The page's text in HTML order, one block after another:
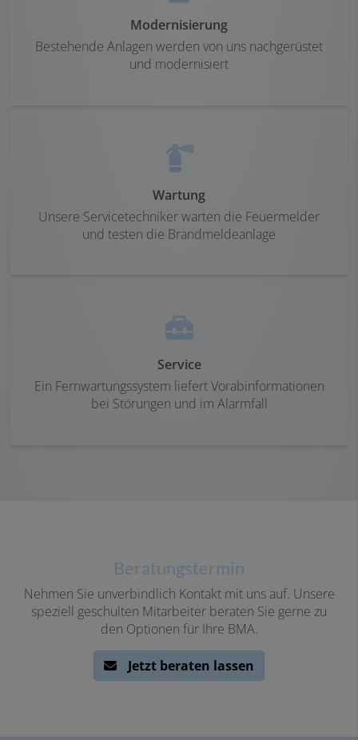
Modernisierung
Bestehende Anlagen werden von uns nachgerüstet
und modernisiert
Wartung
Unsere Servicetechniker warten die Feuermelder
und testen die Brandmeldeanlage
Service
Ein Fernwartungssystem liefert Vorabinformationen
bei Störungen und im Alarmfall
Beratungstermin
Nehmen Sie unverbindlich Kontakt mit uns auf. Unsere
speziell geschulten Mitarbeiter beraten Sie gerne zu
den Optionen für Ihre BMA.
Jetzt beraten lassen